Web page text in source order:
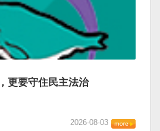
更要守住民主法治
2026-08-03